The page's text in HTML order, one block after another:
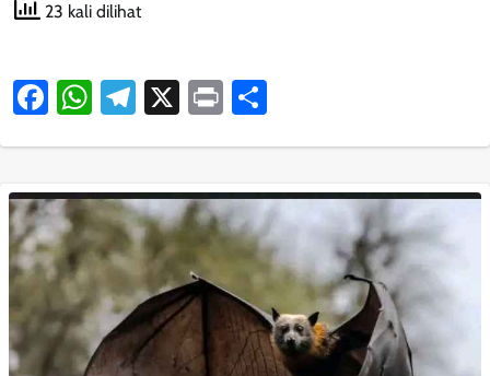
23 kali dilihat
Facebook
WhatsApp
Telegram
X Print